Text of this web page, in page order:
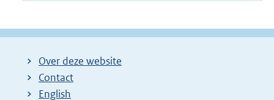
Over deze website
Contact
English